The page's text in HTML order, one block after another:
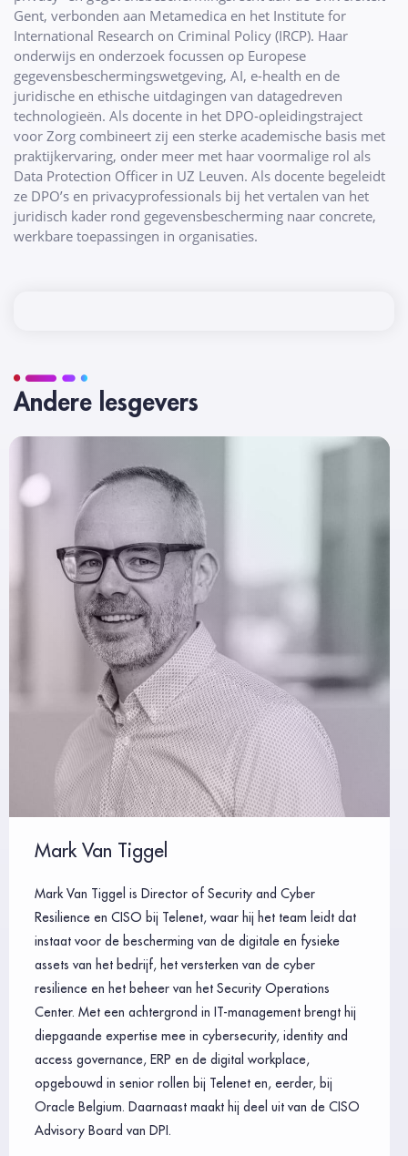
Gent, verbonden aan Metamedica en het Institute for
International Research on Criminal Policy (IRCP). Haar
onderwijs en onderzoek focussen op Europese
gegevensbeschermingswetgeving, AI, e-health en de
juridische en ethische uitdagingen van datagedreven
technologieën. Als docente in het DPO-opleidingstraject
voor Zorg combineert zij een sterke academische basis met
praktijkervaring, onder meer met haar voormalige rol als
Data Protection Officer in UZ Leuven. Als docente begeleidt
ze DPO’s en privacyprofessionals bij het vertalen van het
juridisch kader rond gegevensbescherming naar concrete,
werkbare toepassingen in organisaties.
Andere lesgevers
Mark Van Tiggel
Mark Van Tiggel is Director of Security and Cyber
Resilience en CISO bij Telenet, waar hij het team leidt dat
instaat voor de bescherming van de digitale en fysieke
assets van het bedrijf, het versterken van de cyber
resilience en het beheer van het Security Operations
Center. Met een achtergrond in IT-management brengt hij
diepgaande expertise mee in cybersecurity, identity and
access governance, ERP en de digital workplace,
opgebouwd in senior rollen bij Telenet en, eerder, bij
Oracle Belgium. Daarnaast maakt hij deel uit van de CISO
Advisory Board van DPI.